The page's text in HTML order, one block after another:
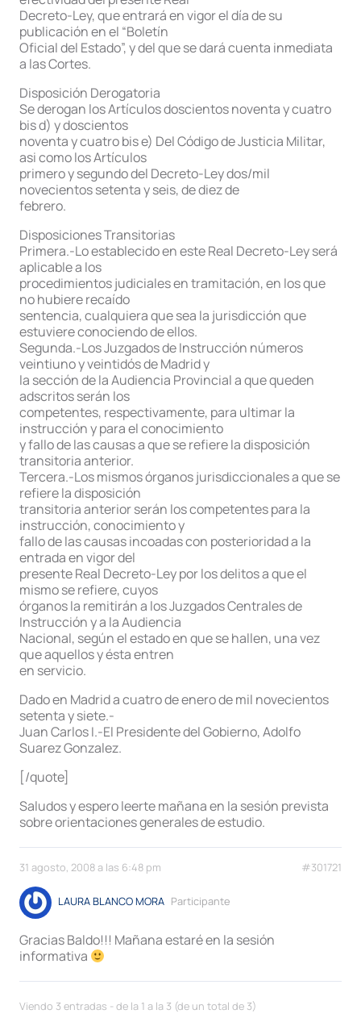
Decreto-Ley, que entrará en vigor el día de su
publicación en el “Boletín
Oficial del Estado”, y del que se dará cuenta inmediata
a las Cortes.
Disposición Derogatoria
Se derogan los Artículos doscientos noventa y cuatro
bis d) y doscientos
noventa y cuatro bis e) Del Código de Justicia Militar,
asi como los Artículos
primero y segundo del Decreto-Ley dos/mil
novecientos setenta y seis, de diez de
febrero.
Disposiciones Transitorias
Primera.-Lo establecido en este Real Decreto-Ley será
aplicable a los
procedimientos judiciales en tramitación, en los que
no hubiere recaído
sentencia, cualquiera que sea la jurisdicción que
estuviere conociendo de ellos.
Segunda.-Los Juzgados de Instrucción números
veintiuno y veintidós de Madrid y
la sección de la Audiencia Provincial a que queden
adscritos serán los
competentes, respectivamente, para ultimar la
instrucción y para el conocimiento
y fallo de las causas a que se refiere la disposición
transitoria anterior.
Tercera.-Los mismos órganos jurisdiccionales a que se
refiere la disposición
transitoria anterior serán los competentes para la
instrucción, conocimiento y
fallo de las causas incoadas con posterioridad a la
entrada en vigor del
presente Real Decreto-Ley por los delitos a que el
mismo se refiere, cuyos
órganos la remitirán a los Juzgados Centrales de
Instrucción y a la Audiencia
Nacional, según el estado en que se hallen, una vez
que aquellos y ésta entren
en servicio.
Dado en Madrid a cuatro de enero de mil novecientos
setenta y siete.-
Juan Carlos I.-El Presidente del Gobierno, Adolfo
Suarez Gonzalez.
[/quote]
Saludos y espero leerte mañana en la sesión prevista
sobre orientaciones generales de estudio.
31 agosto, 2008 a las 6:48 pm #301721
LAURA BLANCO MORA Participante
Gracias Baldo!!! Mañana estaré en la sesión
informativa
Viendo 3 entradas - de la 1 a la 3 (de un total de 3)